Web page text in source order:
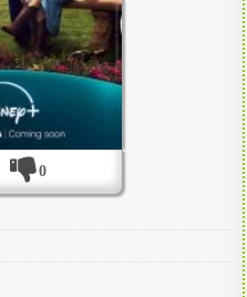
0